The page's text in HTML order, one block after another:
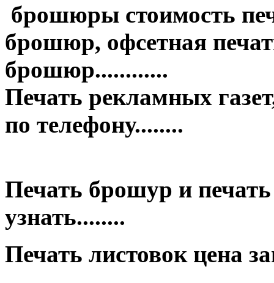
брошюры стоимость
брошюр, офсетная
брошюр............
Печать рекламных
по телефону........
Печать брошур и
узнать........
Печать листовок цена